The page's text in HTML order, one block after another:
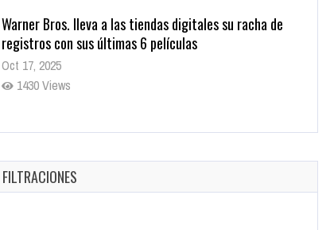
Warner Bros. lleva a las tiendas digitales su racha de
registros con sus últimas 6 películas
Oct 17, 2025
1430 Views
CRUNCHYROLL ANUNCIA FECHA DE ESTRENO EN CINES
Oct 7, 2025
1753 Views
FILTRACIONES